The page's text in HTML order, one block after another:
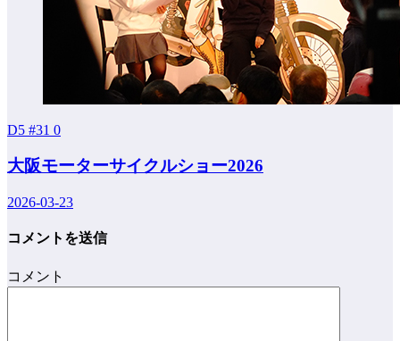
D5 #31 0
大阪モーターサイクルショー2026
2026-03-23
コメントを送信
コメント